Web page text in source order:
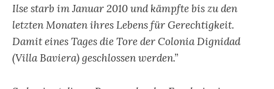
Ilse starb im Januar 2010 und kämpfte bis zu den
letzten Monaten ihres Lebens für Gerechtigkeit.
Damit eines Tages die Tore der Colonia Dignidad
(Villa Baviera) geschlossen werden.”